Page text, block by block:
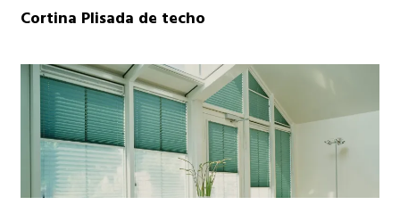
Cortina Plisada de techo